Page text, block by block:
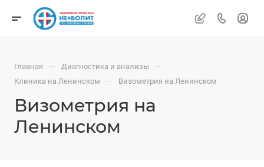
Главная — Диагностика и анализы —
Клиника на Ленинском — Визометрия на Ленинском
Визометрия на
Ленинском